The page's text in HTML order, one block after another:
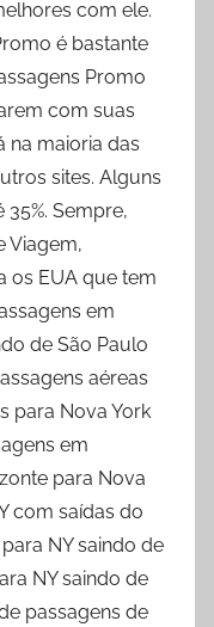
com ele.
é bastante
Promo
com suas
na maioria das
sites. Alguns
Sempre,
Viagem,
os EUA que tem
em
de São Paulo
aéreas
para Nova York
em
para Nova
com saídas do
NY saindo de
NY saindo de
passagens de